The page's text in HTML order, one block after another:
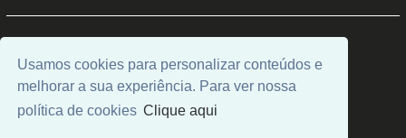
Usamos cookies para personalizar conteúdos e
melhorar a sua experiência. Para ver nossa
política de cookies Clique aqui
Universal Software.